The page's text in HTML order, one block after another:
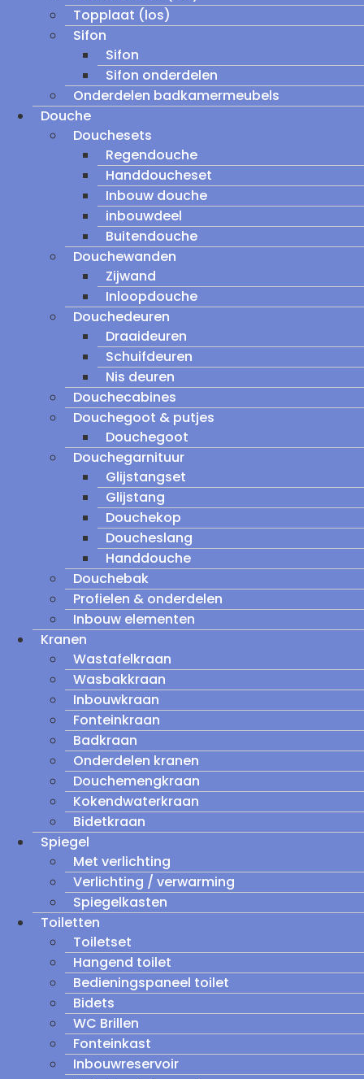
Topplaat (los)
Sifon
Sifon
Sifon onderdelen
Onderdelen badkamermeubels
Douche
Douchesets
Regendouche
Handdoucheset
Inbouw douche
inbouwdeel
Buitendouche
Douchewanden
Zijwand
Inloopdouche
Douchedeuren
Draaideuren
Schuifdeuren
Nis deuren
Douchecabines
Douchegoot & putjes
Douchegoot
Douchegarnituur
Glijstangset
Glijstang
Douchekop
Doucheslang
Handdouche
Douchebak
Profielen & onderdelen
Inbouw elementen
Kranen
Wastafelkraan
Wasbakkraan
Inbouwkraan
Fonteinkraan
Badkraan
Onderdelen kranen
Douchemengkraan
Kokendwaterkraan
Bidetkraan
Spiegel
Met verlichting
Verlichting / verwarming
Spiegelkasten
Toiletten
Toiletset
Hangend toilet
Bedieningspaneel toilet
Bidets
WC Brillen
Fonteinkast
Inbouwreservoir